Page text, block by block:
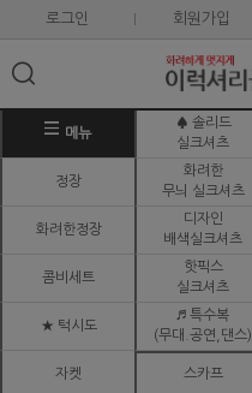
로그인 회원가입
메뉴
♠ 솔리드
실크셔츠
정장
화려한
무늬 실크셔츠
화려한정장
디자인
배색실크셔츠
콤비세트
핫픽스
실크셔츠
★ 턱시도
♬ 특수복
(무대.공연,댄스)
자켓 스카프